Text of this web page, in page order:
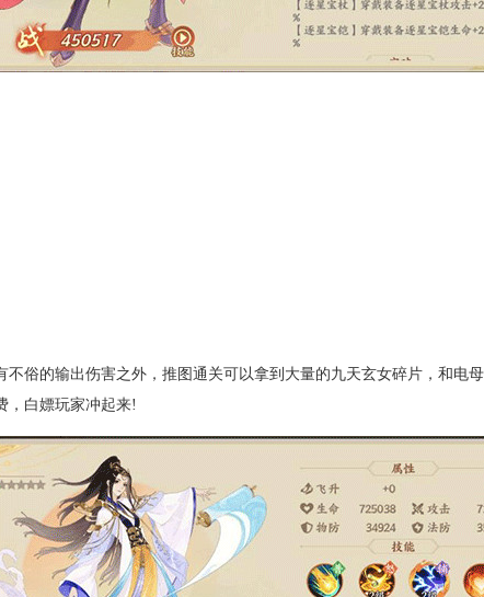
俗的输出伤害之外，推图通关可以拿到大量的九天玄女碎片，和电
，白嫖玩家冲起来!